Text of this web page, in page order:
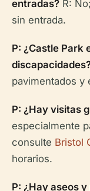
entradas? R:
sin entrada.
P: ¿Castle Park
pavimentados y
P: ¿Hay visitas
especialmente
consulte Bristol
horarios.
P: ¿Hay aseos